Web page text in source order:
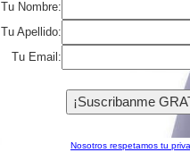
Tu Nombre:
Tu Apellido:
Tu Email:
Nosotros respetamos tu